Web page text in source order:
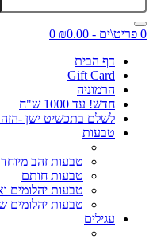
0 פריט\ים - ₪0.00
0
דף הבית
Gift Card
הרמוניה
חדש! עד 1000 ש"ח
לשלם בתכשיט ישן -
טבעות
טבעות זהב
טבעות חותם
טבעות יהלומים
טבעות יהלומים
עגילים